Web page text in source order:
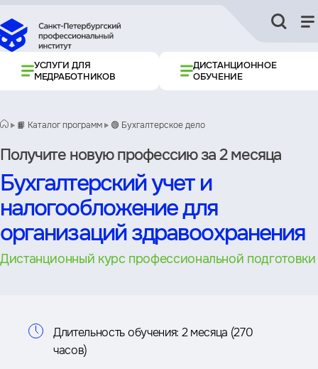
УСЛУГИ ДЛЯ
МЕДРАБОТНИКОВ
ДИСТАНЦИОННОЕ
ОБУЧЕНИЕ
📙 Каталог программ 🟢 Бухгалтерское дело
Получите новую профессию за 2 месяца
Бухгалтерский учет и
налогообложение для
организаций здравоохранения
Дистанционный курс профессиональной подготовки
Информация
Длительность обучения: 2 месяца (270
часов)